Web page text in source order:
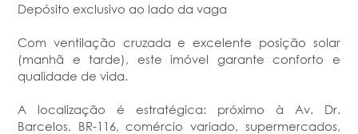
Depósito exclusivo ao lado da vaga
Com ventilação cruzada e excelente posição solar
(manhã e tarde), este imóvel garante conforto e
qualidade de vida.
A localização é estratégica: próximo à Av. Dr.
Barcelos, BR-116, comércio variado, supermercados,